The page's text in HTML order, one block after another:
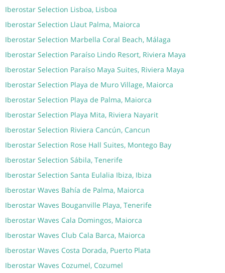
Iberostar Selection Lisboa, Lisboa
Iberostar Selection Llaut Palma, Maiorca
Iberostar Selection Marbella Coral Beach, Málaga
Iberostar Selection Paraíso Lindo Resort, Riviera Maya
Iberostar Selection Paraíso Maya Suites, Riviera Maya
Iberostar Selection Playa de Muro Village, Maiorca
Iberostar Selection Playa de Palma, Maiorca
Iberostar Selection Playa Mita, Riviera Nayarit
Iberostar Selection Riviera Cancún, Cancun
Iberostar Selection Rose Hall Suites, Montego Bay
Iberostar Selection Sábila, Tenerife
Iberostar Selection Santa Eulalia Ibiza, Ibiza
Iberostar Waves Bahía de Palma, Maiorca
Iberostar Waves Bouganville Playa, Tenerife
Iberostar Waves Cala Domingos, Maiorca
Iberostar Waves Club Cala Barca, Maiorca
Iberostar Waves Costa Dorada, Puerto Plata
Iberostar Waves Cozumel, Cozumel